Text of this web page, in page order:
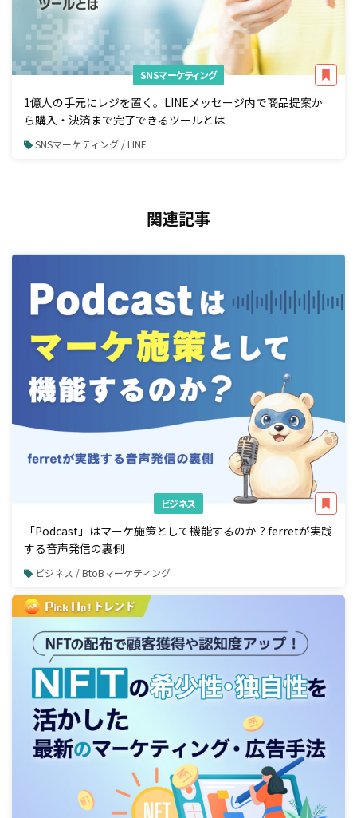
SNSマーケティング
1億人の手元にレジを置く。LINEメッセージ内で商品提案か
ら購入・決済まで完了できるツールとは
SNSマーケティング / LINE
関連記事
ビジネス
「Podcast」はマーケ施策として機能するのか？ferretが実践
する音声発信の裏側
ビジネス / BtoBマーケティング